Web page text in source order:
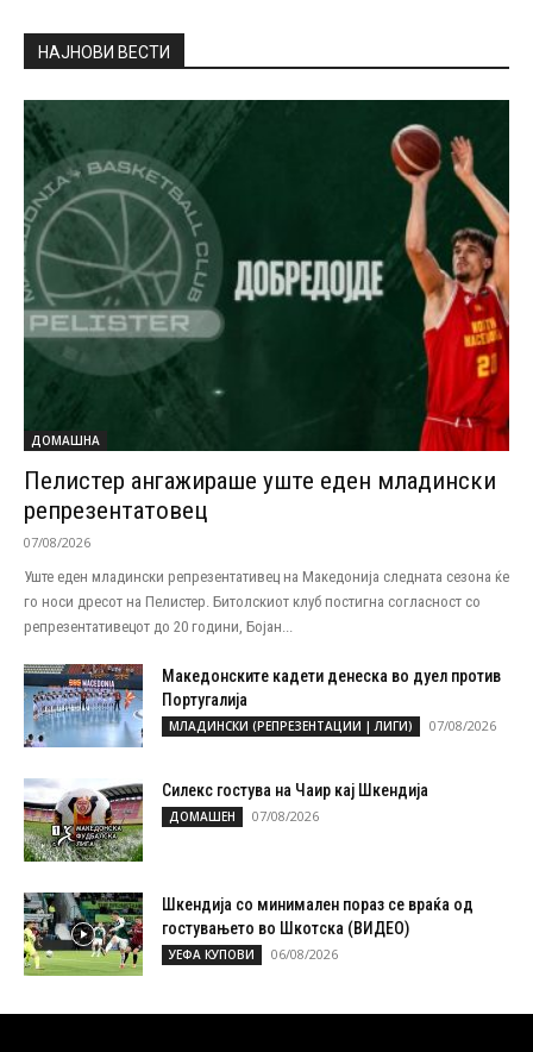
НАЈНОВИ ВЕСТИ
ДОМАШНА
Пелистер ангажираше уште еден младински
репрезентатовец
07/08/2026
Уште еден младински репрезентативец на Македонија следната сезона ќе
го носи дресот на Пелистер. Битолскиот клуб постигна согласност со
репрезентативецот до 20 години, Бојан...
Македонските кадети денеска во дуел против
Португалија
МЛАДИНСКИ (РЕПРЕЗЕНТАЦИИ | ЛИГИ) 07/08/2026
Силекс гостува на Чаир кај Шкендија
ДОМАШЕН 07/08/2026
Шкендија со минимален пораз се враќа од
гостувањето во Шкотска (ВИДЕО)
УЕФА КУПОВИ 06/08/2026